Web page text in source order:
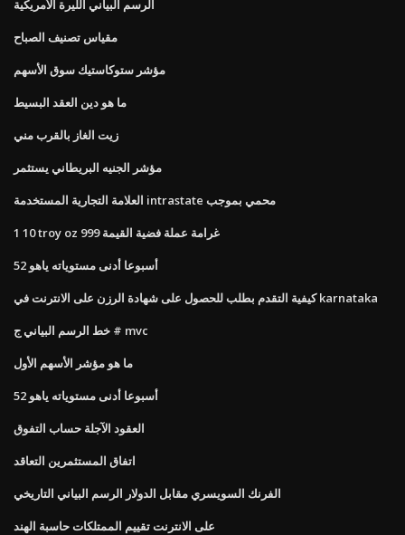
الرسم البياني الليرة الأمريكية
مقياس تصنيف الصباح
مؤشر ستوكاستيك سوق الأسهم
ما هو دين العقد البسيط
زيت الغاز بالقرب مني
مؤشر الجنيه البريطاني يستثمر
العلامة التجارية المستخدمة intrastate محمي بموجب
1 10 troy oz 999 غرامة عملة فضية القيمة
52 أسبوعا أدنى مستوياته ياهو
كيفية التقدم بطلب للحصول على شهادة الرزن على الانترنت في karnataka
خط الرسم البياني ج # mvc
ما هو مؤشر الأسهم الأول
52 أسبوعا أدنى مستوياته ياهو
العقود الآجلة حساب التفوق
اتفاق المستثمرين التعاقد
الفرنك السويسري مقابل الدولار الرسم البياني التاريخي
على الانترنت تقييم الممتلكات حاسبة الهند